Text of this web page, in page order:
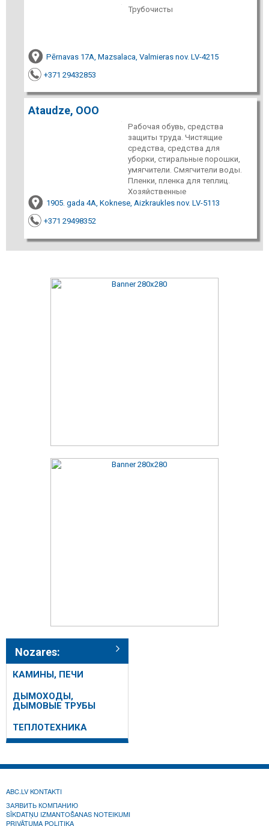
Трубочисты
Pērnavas 17A, Mazsalaca, Valmieras nov. LV-4215
+371 29432853
Ataudze, ООО
Рабочая обувь, средства
защиты труда. Чистящие
средства, средства для
уборки, стиральные порошки,
умягчители. Смягчители воды.
Пленки, пленка для теплиц.
Хозяйственные
1905. gada 4A, Koknese, Aizkraukles nov. LV-5113
+371 29498352
Nozares:
КАМИНЫ, ПЕЧИ
ДЫМОХОДЫ,
ДЫМОВЫЕ ТРУБЫ
ТЕПЛОТЕХНИКА
ABC.LV KONTAKTI
ЗАЯВИТЬ КОМПАНИЮ
SĪKDATŅU IZMANTOŠANAS NOTEIKUMI
PRIVĀTUMA POLITIKA